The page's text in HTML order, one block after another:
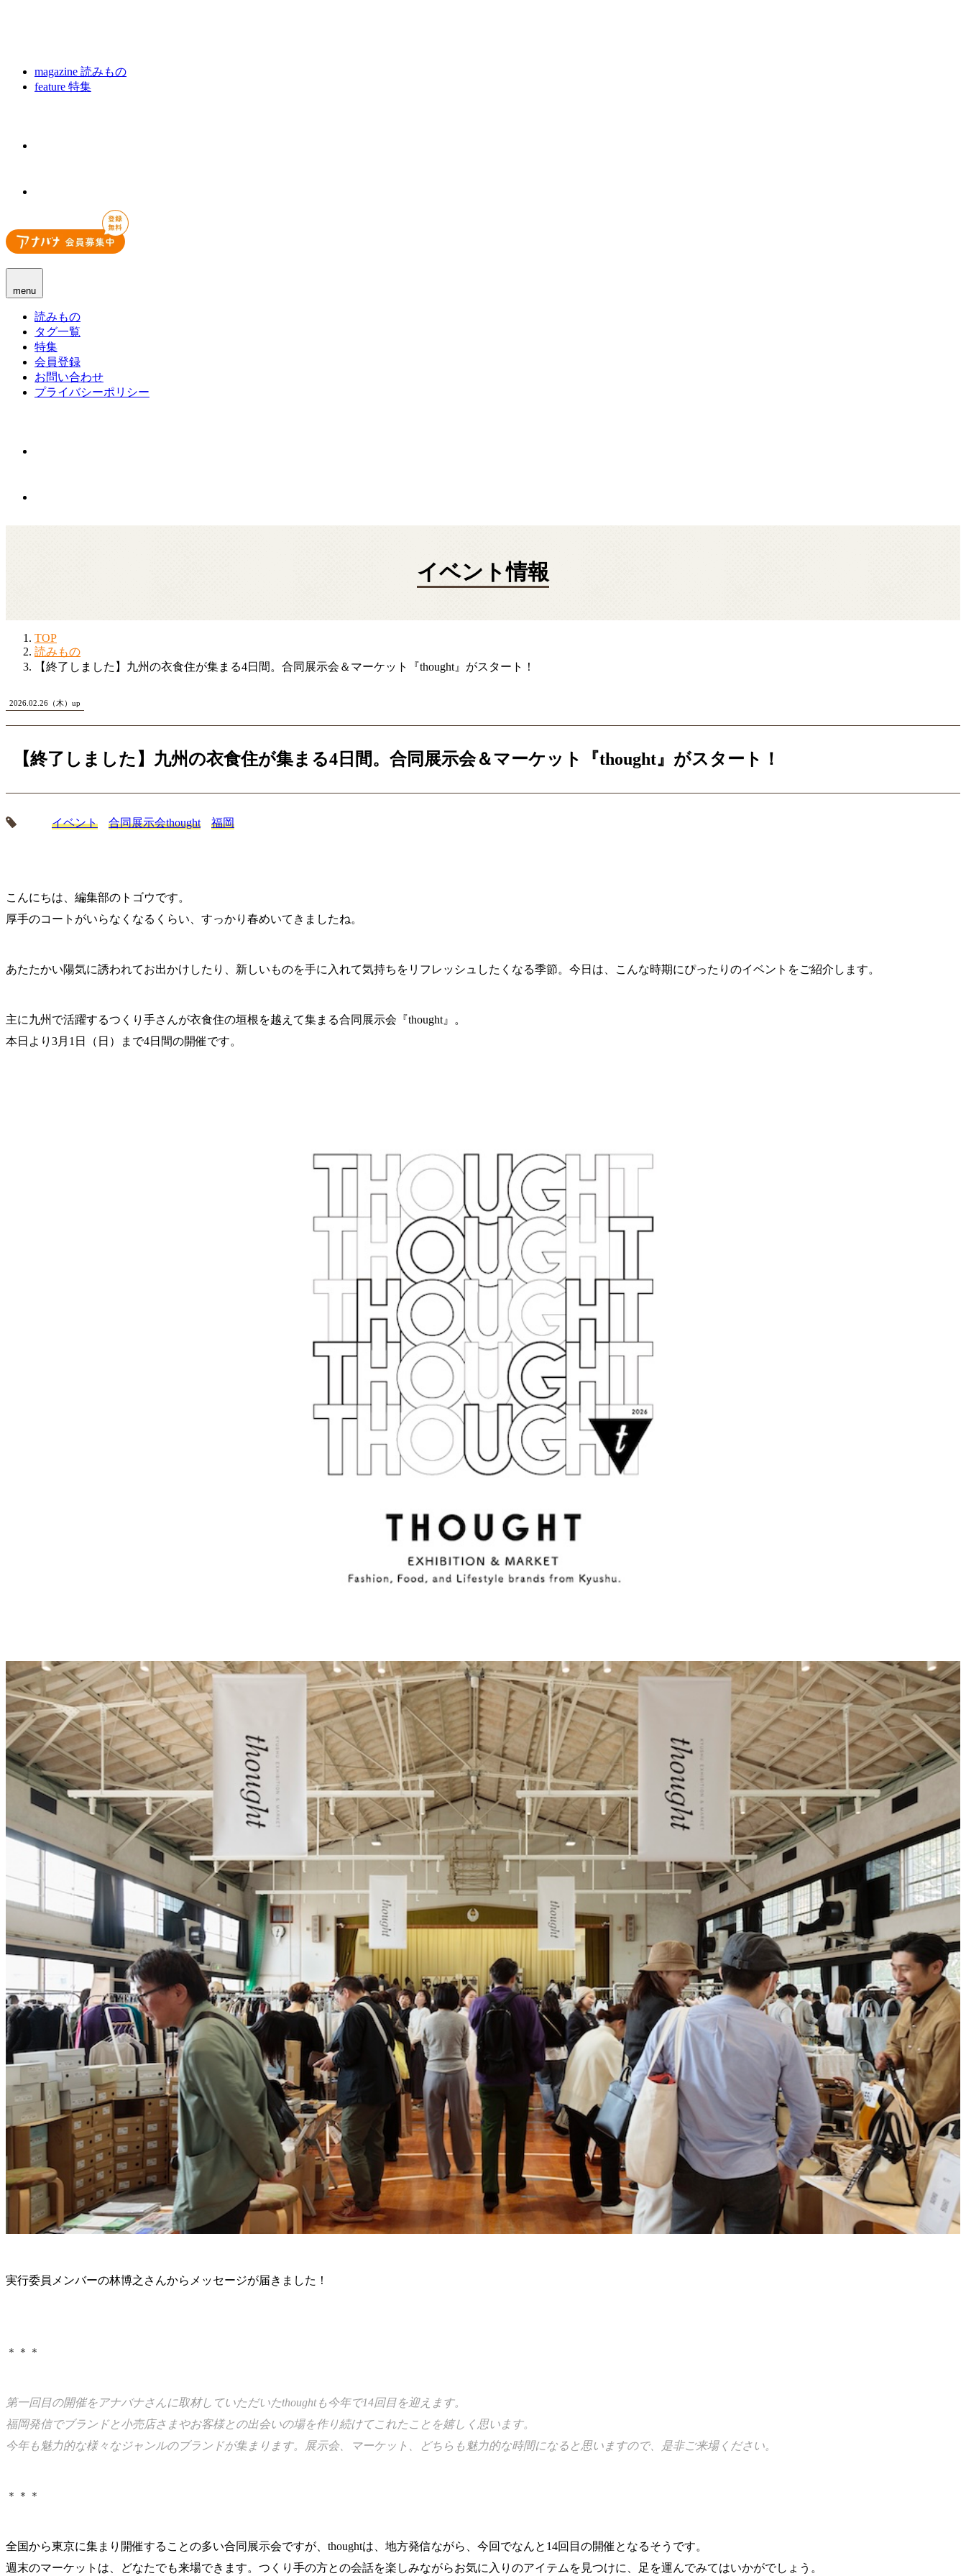
magazine 読みもの
feature 特集
menu
読みもの
タグ一覧
特集
会員登録
お問い合わせ
プライバシーポリシー
イベント情報
TOP
読みもの
【終了しました】九州の衣食住が集まる4日間。合同展示会＆マーケット『thought』がスタート！
2026.02.26（木）up
【終了しました】九州の衣食住が集まる4日間。合同展示会＆マーケット『thought』がスタート！
イベント 合同展示会thought 福岡
こんにちは、編集部のトゴウです。
厚手のコートがいらなくなるくらい、すっかり春めいてきましたね。
あたたかい陽気に誘われてお出かけしたり、新しいものを手に入れて気持ちをリフレッシュしたくなる季節。今日は、こんな時期にぴったりのイベントをご紹介します。
主に九州で活躍するつくり手さんが衣食住の垣根を越えて集まる合同展示会『thought』。
本日より3月1日（日）まで4日間の開催です。
実行委員メンバーの林博之さんからメッセージが届きました！
＊＊＊
第一回目の開催をアナバナさんに取材していただいたthoughtも今年で14回目を迎えます。
福岡発信でブランドと小売店さまやお客様との出会いの場を作り続けてこれたことを嬉しく思います。
今年も魅力的な様々なジャンルのブランドが集まります。展示会、マーケット、どちらも魅力的な時間になると思いますので、是非ご来場ください。
＊＊＊
全国から東京に集まり開催することの多い合同展示会ですが、thoughtは、地方発信ながら、今回でなんと14回目の開催となるそうです。
週末のマーケットは、どなたでも来場できます。つくり手の方との会話を楽しみながらお気に入りのアイテムを見つけに、足を運んでみてはいかがでしょう。